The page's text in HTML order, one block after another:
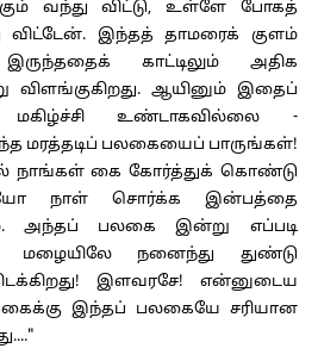
வந்து விட்டு, உள்ளே போகத்
விட்டேன். இந்தத் தாமரைக் குளம்
காட்டிலும் அதிக
விளங்குகிறது. ஆயினும் இதைப்
மகிழ்ச்சி உண்டாகவில்லை -
மரத்தடிப் பலகையைப் பாருங்கள்!
நாங்கள் கை கோர்த்துக் கொண்டு
நாள் சொர்க்க இன்பத்தை
அந்தப் பலகை இன்று எப்படி
மழையிலே நனைந்து துண்டு
இளவரசே! என்னுடைய
இந்தப் பலகையே சரியான